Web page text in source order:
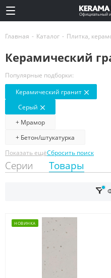
Официальный
Главная - Каталог - Плитка,
Керамический
Популярные подборки:
Керамический гранит
Серый
+ Мрамор
+ Бетон/штукатурка
Показать ещёСбросить поиск
Серии Товары
НОВИНКА